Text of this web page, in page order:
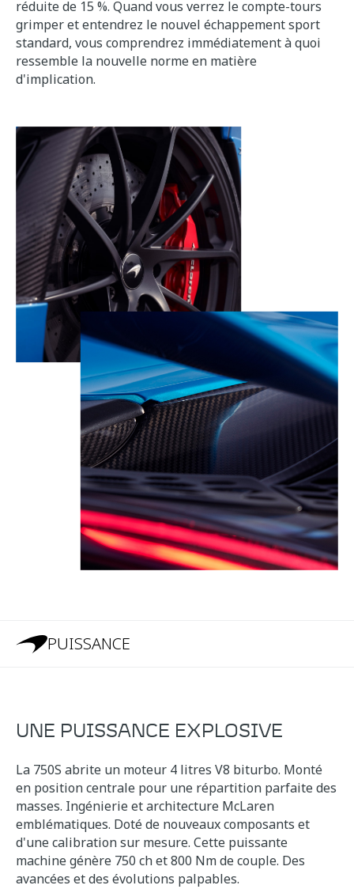
réduite de 15 %. Quand vous verrez le compte-tours
grimper et entendrez le nouvel échappement sport
standard, vous comprendrez immédiatement à quoi
ressemble la nouvelle norme en matière
d'implication.
PUISSANCE
UNE PUISSANCE EXPLOSIVE
La 750S abrite un moteur 4 litres V8 biturbo. Monté
en position centrale pour une répartition parfaite des
masses. Ingénierie et architecture McLaren
emblématiques. Doté de nouveaux composants et
d'une calibration sur mesure. Cette puissante
machine génère 750 ch et 800 Nm de couple. Des
avancées et des évolutions palpables.